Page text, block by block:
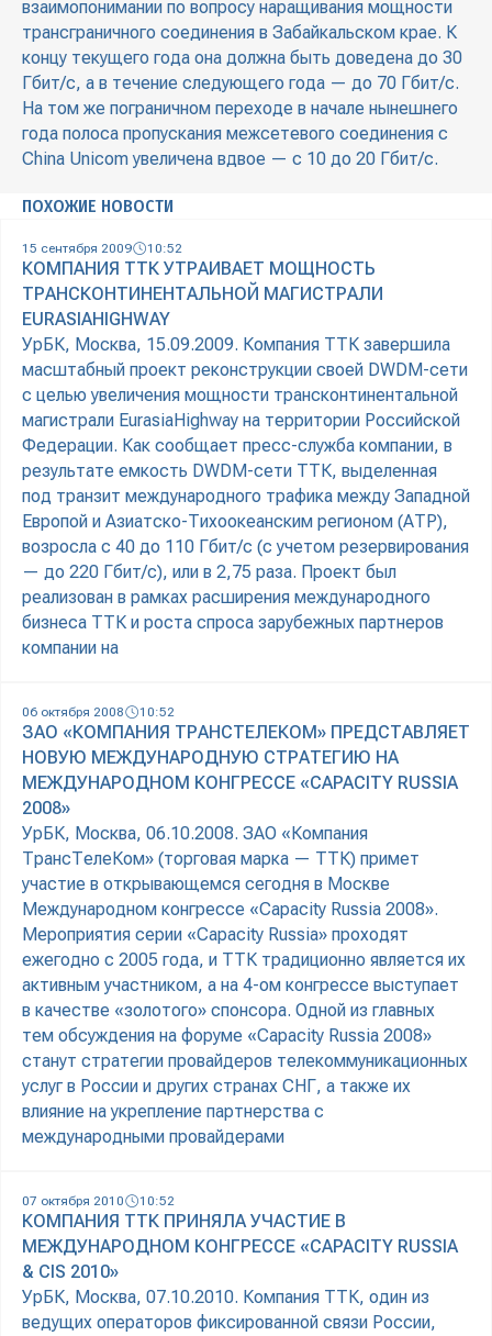
взаимопонимании по вопросу наращивания мощности
трансграничного соединения в Забайкальском крае. К
концу текущего года она должна быть доведена до 30
Гбит/с, а в течение следующего года — до 70 Гбит/с.
На том же пограничном переходе в начале нынешнего
года полоса пропускания межсетевого соединения с
China Unicom увеличена вдвое — с 10 до 20 Гбит/с.
ПОХОЖИЕ НОВОСТИ
15 сентября 2009 10:52
КОМПАНИЯ ТТК УТРАИВАЕТ МОЩНОСТЬ
ТРАНСКОНТИНЕНТАЛЬНОЙ МАГИСТРАЛИ
EURASIAHIGHWAY
УрБК, Москва, 15.09.2009. Компания ТТК завершила
масштабный проект реконструкции своей DWDM-сети
с целью увеличения мощности трансконтинентальной
магистрали EurasiaHighway на территории Российской
Федерации. Как сообщает пресс-служба компании, в
результате емкость DWDM-сети ТТК, выделенная
под транзит международного трафика между Западной
Европой и Азиатско-Тихоокеанским регионом (АТР),
возросла с 40 до 110 Гбит/с (с учетом резервирования
— до 220 Гбит/с), или в 2,75 раза. Проект был
реализован в рамках расширения международного
бизнеса ТТК и роста спроса зарубежных партнеров
компании на
06 октября 2008 10:52
ЗАО «КОМПАНИЯ ТРАНСТЕЛЕКОМ» ПРЕДСТАВЛЯЕТ
НОВУЮ МЕЖДУНАРОДНУЮ СТРАТЕГИЮ НА
МЕЖДУНАРОДНОМ КОНГРЕССЕ «CAPACITY RUSSIA
2008»
УрБК, Москва, 06.10.2008. ЗАО «Компания
ТрансТелеКом» (торговая марка — ТТК) примет
участие в открывающемся сегодня в Москве
Международном конгрессе «Capacity Russia 2008».
Мероприятия серии «Capacity Russia» проходят
ежегодно с 2005 года, и ТТК традиционно является их
активным участником, а на 4-ом конгрессе выступает
в качестве «золотого» спонсора. Одной из главных
тем обсуждения на форуме «Capacity Russia 2008»
станут стратегии провайдеров телекоммуникационных
услуг в России и других странах СНГ, а также их
влияние на укрепление партнерства с
международными провайдерами
07 октября 2010 10:52
КОМПАНИЯ ТТК ПРИНЯЛА УЧАСТИЕ В
МЕЖДУНАРОДНОМ КОНГРЕССЕ «CAPACITY RUSSIA
& CIS 2010»
УрБК, Москва, 07.10.2010. Компания ТТК, один из
ведущих операторов фиксированной связи России,